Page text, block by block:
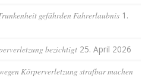
gefährden Fahrerlaubnis 1.
bezichtigt 25. April 2026
Körperverletzung strafbar machen